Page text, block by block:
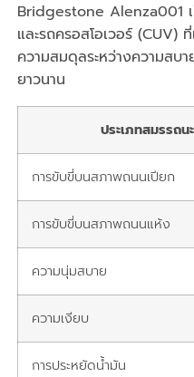
Bridgestone Alenza001
และรถครอสโอเวอร์ (CUV)
ความสมดุลระหว่างความสบา
ยาวนาน
ประเภทสมรรถนะ
การขับขี่บนสภาพถนนเปียก
การขับขี่บนสภาพถนนแห้ง
ความนุ่มสบาย
ความเงียบ
การประหยัดน้ำมัน